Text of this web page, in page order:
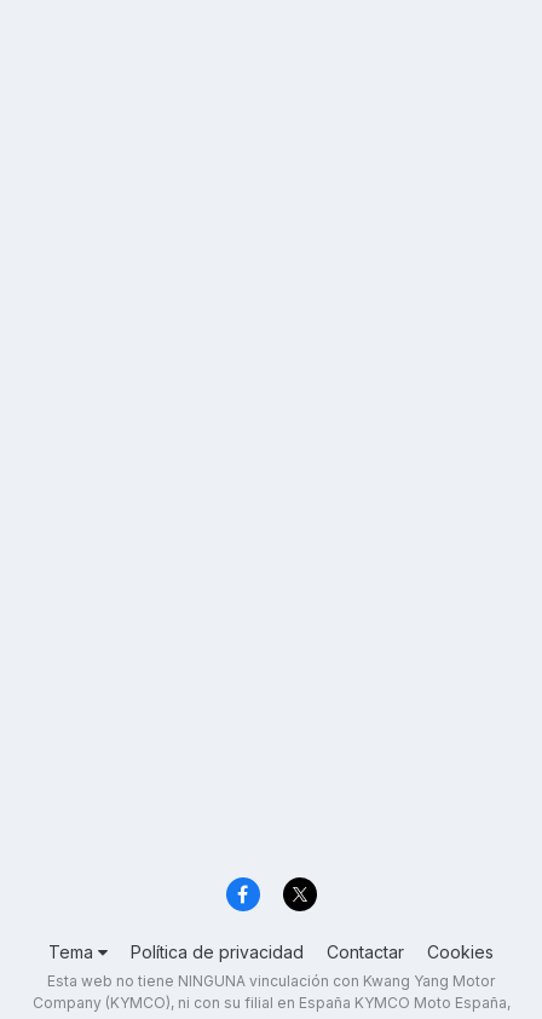
Tema Política de privacidad Contactar Cookies
Esta web no tiene NINGUNA vinculación con Kwang Yang Motor
Company (KYMCO), ni con su filial en España KYMCO Moto España,